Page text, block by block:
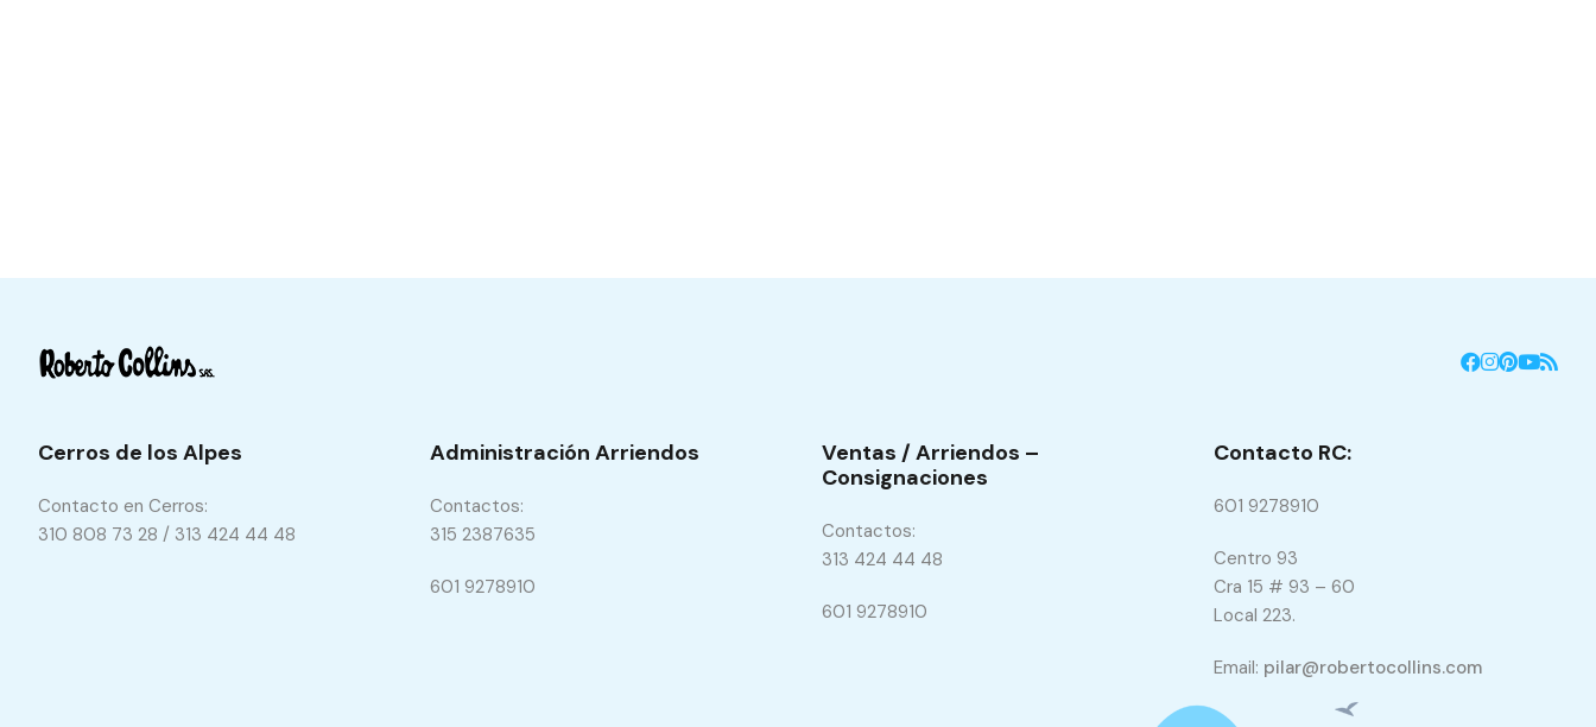
Cerros de los Alpes
Contacto en Cerros:
310 808 73 28 / 313 424 44 48
Administración Arriendos
Contactos:
315 2387635
601 9278910
Ventas / Arriendos –
Consignaciones
Contactos:
313 424 44 48
601 9278910
Contacto RC:
601 9278910
Centro 93
Cra 15 # 93 – 60
Local 223.
Email: pilar@robertocollins.com